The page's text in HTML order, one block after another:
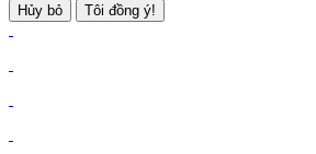
Hủy bỏ Tôi đồng ý!